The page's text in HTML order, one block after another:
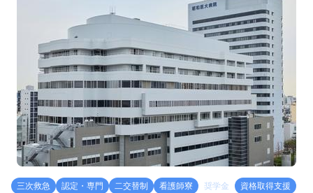
三次救急 認定・専門 二交替制 看護師寮 奨学金
資格取得支援